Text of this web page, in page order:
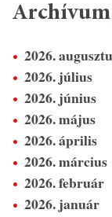
Archívum
2026.
2026. július
2026. június
2026. május
2026. április
2026. március
2026. február
2026. január